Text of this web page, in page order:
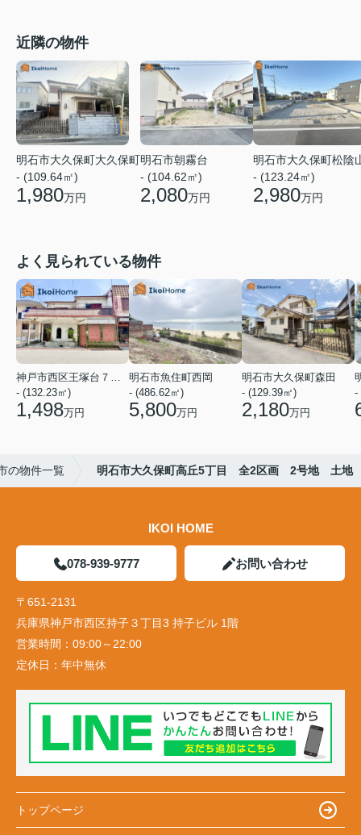
近隣の物件
明石市大久保町大久保町
- (109.64㎡)
1,980万円
明石市朝霧台
- (104.62㎡)
2,080万円
明石市大久保町松陰
- (123.24㎡)
2,980万円
よく見られている物件
神戸市西区王塚台７丁目
- (132.23㎡)
1,498万円
明石市魚住町西岡
- (486.62㎡)
5,800万円
明石市大久保町森田
- (129.39㎡)
2,180万円
-
の物件一覧 明石市大久保町高丘5丁目 全2区画 2号地 土地
IKOI HOME
078-939-9777 お問い合わせ
〒651-2131
兵庫県神戸市西区持子３丁目3 持子ビル 1階
営業時間： 09:00～22:00
定休日： 年中無休
トップページ